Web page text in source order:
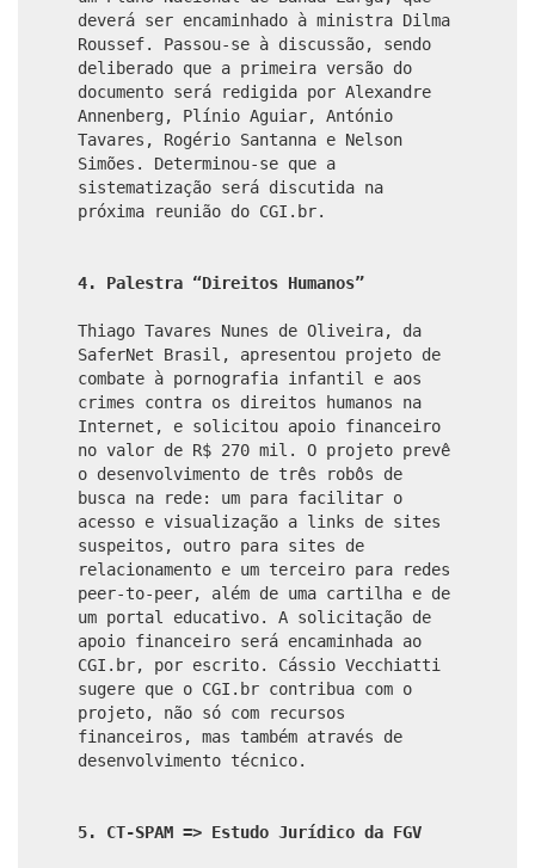
deverá ser encaminhado à ministra Dilma
Roussef. Passou-se à discussão, sendo
deliberado que a primeira versão do
documento será redigida por Alexandre
Annenberg, Plínio Aguiar, António
Tavares, Rogério Santanna e Nelson
Simões. Determinou-se que a
sistematização será discutida na
próxima reunião do CGI.br.
4. Palestra “Direitos Humanos”
Thiago Tavares Nunes de Oliveira, da
SaferNet Brasil, apresentou projeto de
combate à pornografia infantil e aos
crimes contra os direitos humanos na
Internet, e solicitou apoio financeiro
no valor de R$ 270 mil. O projeto prevê
o desenvolvimento de três robôs de
busca na rede: um para facilitar o
acesso e visualização a links de sites
suspeitos, outro para sites de
relacionamento e um terceiro para redes
peer-to-peer, além de uma cartilha e de
um portal educativo. A solicitação de
apoio financeiro será encaminhada ao
CGI.br, por escrito. Cássio Vecchiatti
sugere que o CGI.br contribua com o
projeto, não só com recursos
financeiros, mas também através de
desenvolvimento técnico.
5. CT-SPAM => Estudo Jurídico da FGV